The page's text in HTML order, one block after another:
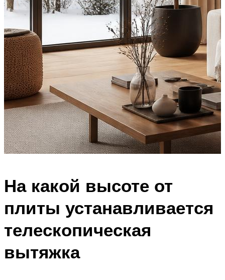
На какой высоте от
плиты устанавливается
телескопическая
вытяжка